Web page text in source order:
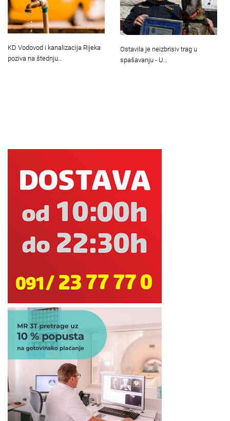
KD Vodovod i kanalizacija Rijeka
poziva na štednju…
Ostavila je neizbrisiv trag u
spašavanju - U…